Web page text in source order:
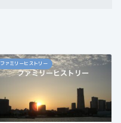
ファミリーヒストリー